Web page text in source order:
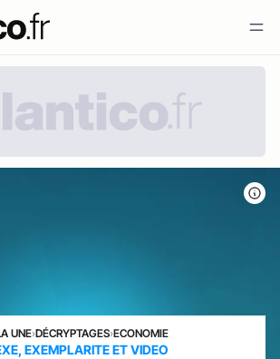
UNE›DÉCRYPTAGES›ECONOMIE
EXEMPLARITE ET VIDEO